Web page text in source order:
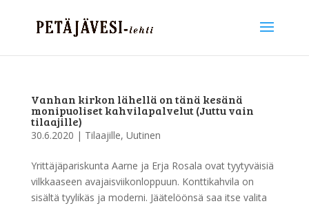
Vanhan kirkon lähellä on tänä kesänä
monipuoliset kahvilapalvelut (Juttu vain
tilaajille)
30.6.2020 | Tilaajille, Uutinen
Yrittäjäpariskunta Aarne ja Erja Rosala ovat tyytyväisiä
vilkkaaseen avajaisviikonloppuun. Konttikahvila on
sisältä tyylikäs ja moderni. Jäätelöönsä saa itse valita